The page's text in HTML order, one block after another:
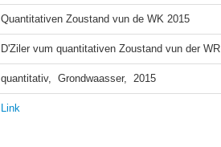
Quantitativen Zoustand vun de WK 2015
D'Ziler vum quantitativen Zoustand vun der
quantitativ,  Grondwaasser,  2015
Link